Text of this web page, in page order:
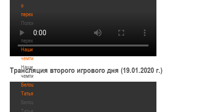
о
переходах
Положение
о
переходах
Наши
чемпионы
Наши
чемпионы
Белошапко
Татьяна
Белошапко
Татьяна
Трансляция второго игрового дня (19.01.2020 г.)